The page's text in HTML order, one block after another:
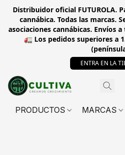
Distribuidor oficial FUTUROLA.
cannábica. Todas las marcas.
asociaciones cannábicas. Envíos
🚛 Los pedidos superiores a
ENTRA EN LA
PRODUCTOS MARCAS